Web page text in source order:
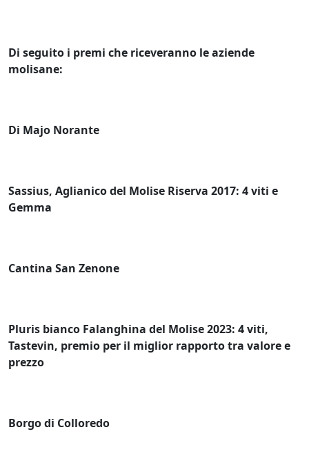
Di seguito i premi che riceveranno le aziende
molisane:
Di Majo Norante
Sassius, Aglianico del Molise Riserva 2017: 4 viti e
Gemma
Cantina San Zenone
Pluris bianco Falanghina del Molise 2023: 4 viti,
Tastevin, premio per il miglior rapporto tra valore e
prezzo
Borgo di Colloredo